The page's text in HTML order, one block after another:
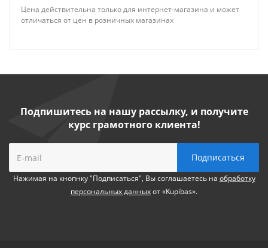
Цена действительна только для интернет-магазина и может
отличаться от цен в розничных магазинах
Подпишитесь на нашу рассылку, и получите
курс грамотного клиента!
Нажимая на кнопнку "Подписаться", Вы соглашаетесь на обработку
персональных данныхот «Kupibas».